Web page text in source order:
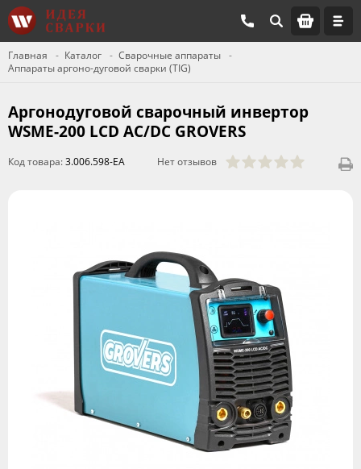
Главная Каталог
Сварочные аппараты
Аппараты аргоно-дуговой сварки (TIG)
Аргонодуговой сварочный инвертор
WSME-200 LCD AC/DC GROVERS
Код товара:3.006.598-EA Нет отзывов